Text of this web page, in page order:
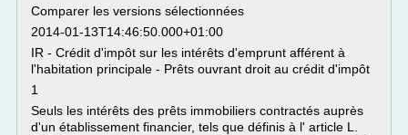
Comparer les versions sélectionnées
2014-01-13T14:46:50.000+01:00
IR - Crédit d'impôt sur les intérêts d'emprunt afférent à
l'habitation principale - Prêts ouvrant droit au crédit d'impôt
1
Seuls les intérêts des prêts immobiliers contractés auprès
d'un établissement financier, tels que définis à l' article L.